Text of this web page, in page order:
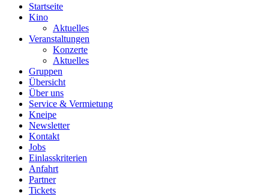
Startseite
Kino
Aktuelles
Veranstaltungen
Konzerte
Aktuelles
Gruppen
Übersicht
Über uns
Service & Vermietung
Kneipe
Newsletter
Kontakt
Jobs
Einlasskriterien
Anfahrt
Partner
Tickets